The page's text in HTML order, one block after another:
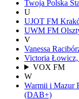
Twoja Polska
U
UJOT FM
UWM FM
V
Vanessa
Victoria Łowicz,
VOX FM
W
Warmii i Mazur
(DAB+)